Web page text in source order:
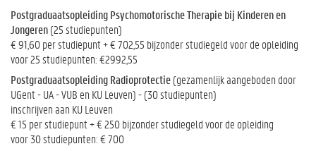
Postgraduaatsopleiding Psychomotorische Therapie bij Kinderen en
Jongeren(25 studiepunten)
€ 91,60 per studiepunt + € 702,55 bijzonder studiegeld voor de opleiding
voor 25 studiepunten: €2992,55
Postgraduaatsopleiding Radioprotectie(gezamenlijk aangeboden door
UGent - UA - VUB en KU Leuven) - (30 studiepunten)
inschrijven aan KU Leuven
€ 15 per studiepunt + € 250 bijzonder studiegeld voor de opleiding
voor 30 studiepunten: € 700